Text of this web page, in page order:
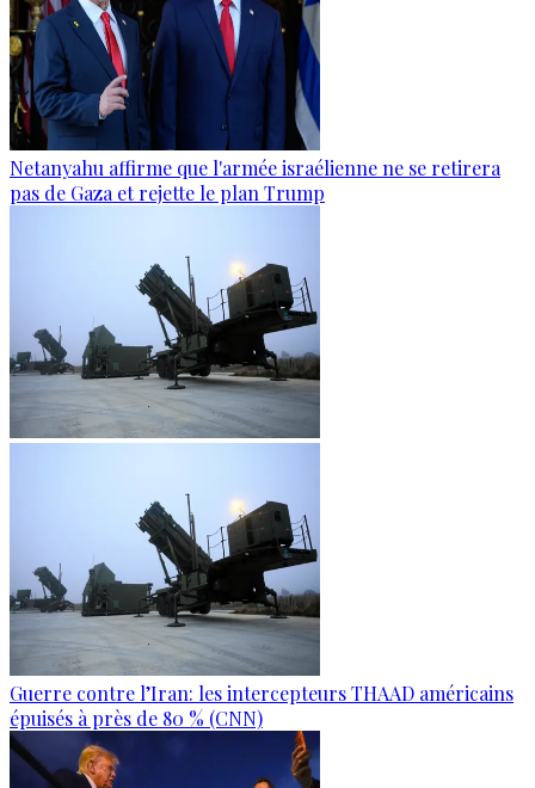
Netanyahu affirme que l'armée israélienne ne se retirera
pas de Gaza et rejette le plan Trump
Guerre contre l’Iran: les intercepteurs THAAD américains
épuisés à près de 80 % (CNN)